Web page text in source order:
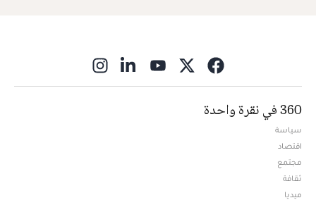
360 في نقرة واحدة
سياسة
اقتصاد
مجتمع
ثقافة
ميديا